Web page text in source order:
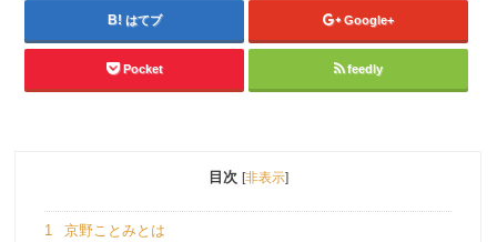
はてブ Google+
Pocket feedly
目次 [非表示]
1 京野ことみとは